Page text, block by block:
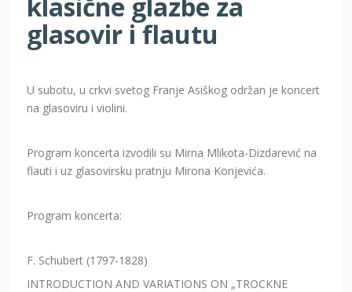
glasovir i flautu
U subotu, u crkvi svetog Franje Asiškog održan je koncert
na glasoviru i violini.
Program koncerta izvodili su Mirna Mlikota-Dizdarević na
flauti i uz glasovirsku pratnju Mirona Konjevića.
Program koncerta:
F. Schubert (1797-1828)
INTRODUCTION AND VARIATIONS ON „TROCKNE